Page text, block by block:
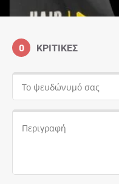
0 ΚΡΙΤΙΚΈΣ